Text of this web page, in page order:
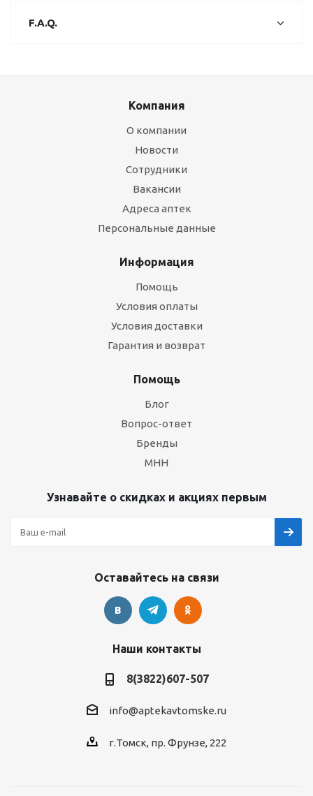
F.A.Q.
Компания
О компании
Новости
Сотрудники
Вакансии
Адреса аптек
Персональные данные
Информация
Помощь
Условия оплаты
Условия доставки
Гарантия и возврат
Помощь
Блог
Вопрос-ответ
Бренды
МНН
Узнавайте о скидках и акциях первым
Оставайтесь на связи
Наши контакты
8(3822)607-507
info@aptekavtomske.ru
г.Томск, пр. Фрунзе, 222